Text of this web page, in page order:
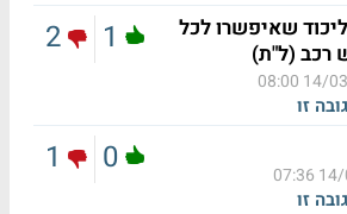
שאיפשרו לכל
רכב (ל"ת)
14/03/
זו
1
2
14/
זו
0
1